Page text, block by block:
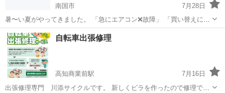
南国市
7月28日
暑〜い夏がやってきました。 「急にエアコン❌️故障」 「買い替えに一
週間まち」 「値段がやたら高い^^;」 そんなお困りの貴方！ 良心価格
で最短3日のエアコン取り付けできますよ☆ 先ずはメッセージでご連
絡下さい(...
高知 南国市 その他
自転車出張修理
高知商業前駅
7月16日
出張修理専門 川添サイクルです。 新しくビラを作ったので修理で困